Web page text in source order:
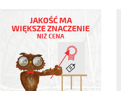
JAKOŚĆ MA
WIĘKSZE ZNACZENIE
NIŻ CENA